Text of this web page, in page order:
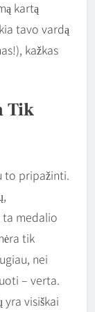
kartą
tavo vardą
kažkas
Tik
to pripažinti.
ta medalio
tik
nei
– verta.
yra visiškai